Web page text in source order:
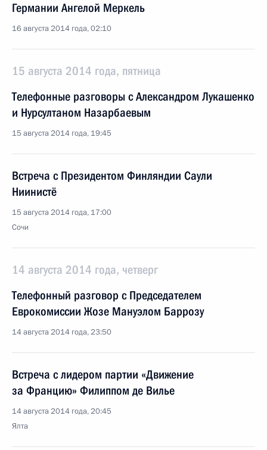
Германии Ангелой Меркель
16 августа 2014 года, 02:10
15 августа 2014 года, пятница
Телефонные разговоры с Александром Лукашенко
и Нурсултаном Назарбаевым
15 августа 2014 года, 19:45
Встреча с Президентом Финляндии Саули
Ниинистё
15 августа 2014 года, 17:00
Сочи
14 августа 2014 года, четверг
Телефонный разговор с Председателем
Еврокомиссии Жозе Мануэлом Баррозу
14 августа 2014 года, 23:50
Встреча с лидером партии «Движение
за Францию» Филиппом де Вилье
14 августа 2014 года, 20:45
Ялта